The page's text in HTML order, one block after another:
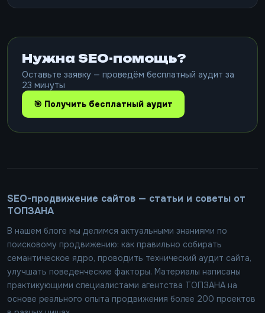
Нужна SEO-помощь?
Оставьте заявку — проведём бесплатный аудит за
23 минуты
🎯 Получить бесплатный аудит
SEO-продвижение сайтов — статьи и советы от
ТОПЗАНА
В нашем блоге мы делимся актуальными знаниями по
поисковому продвижению: как правильно собирать
семантическое ядро, проводить технический аудит сайта,
улучшать поведенческие факторы. Материалы написаны
практикующими специалистами агентства ТОПЗАНА на
основе реального опыта продвижения более 200 проектов